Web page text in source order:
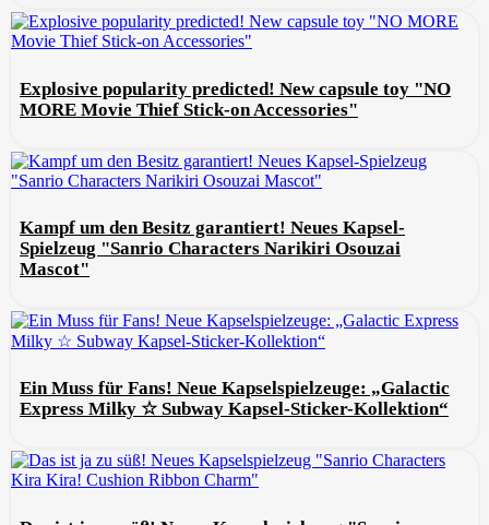
Explosive popularity predicted! New capsule toy "NO
MORE Movie Thief Stick-on Accessories"
Kampf um den Besitz garantiert! Neues Kapsel-
Spielzeug "Sanrio Characters Narikiri Osouzai
Mascot"
Ein Muss für Fans! Neue Kapselspielzeuge: „Galactic
Express Milky ☆ Subway Kapsel-Sticker-Kollektion“